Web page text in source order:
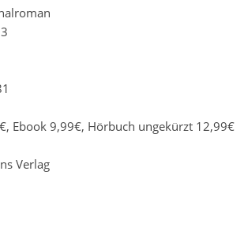
Ebook 9,99€, Hörbuch ungekürzt 12,99€
Verlag